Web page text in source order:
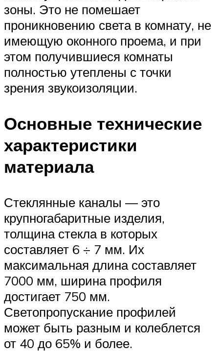
зоны. Это не помешает
проникновению света в комнату, не
имеющую оконного проема, и при
этом получившиеся комнаты
полностью утеплены с точки
зрения звукоизоляции.
Основные технические
характеристики
материала
Стеклянные каналы — это
крупногабаритные изделия,
толщина стекла в которых
составляет 6 ÷ 7 мм. Их
максимальная длина составляет
7000 мм, ширина профиля
достигает 750 мм.
Светопропускание профилей
может быть разным и колеблется
от 40 до 65% и более.